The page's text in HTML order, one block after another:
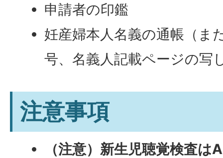
申請者の印鑑
妊産婦本人名義の通帳（ま
号、名義人記載ページの写
注意事項
（注意）新生児聴覚検査